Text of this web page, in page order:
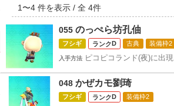
1 〜4 件を表示 / 全 4件
055 のっぺら坊孔伷
フシギ D 古典 装備枠2
入手方法 ピコピコランド(夜)に出現
048 かぜカモ劉琦
フシギ D 装備枠2